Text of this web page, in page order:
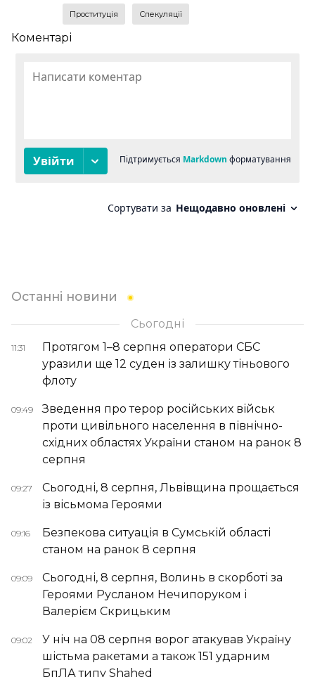
проституція спекуляції
Коментарі
Останні новини
Сьогодні
11:31
Протягом 1–8 серпня оператори СБС
уразили ще 12 суден із залишку тіньового
флоту
09:49
Зведення про терор російських військ
проти цивільного населення в північно-
східних областях України станом на ранок 8
серпня
09:27
Сьогодні, 8 серпня, Львівщина прощається
із вісьмома Героями
09:16
Безпекова ситуація в Сумській області
станом на ранок 8 серпня
09:09
Сьогодні, 8 серпня, Волинь в скорботі за
Героями Русланом Нечипоруком і
Валерієм Скрицьким
09:02
У ніч на 08 серпня ворог атакував Україну
шістьма ракетами а також 151 ударним
БпЛА типу Shahed